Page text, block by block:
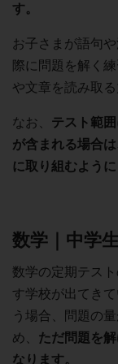
す。
お子さまが語句
際に問題を解く
や文章を読み取
なお、 テスト範
が含まれる場合
に取り組むように
数学｜中学
数学の定期テス
す学校が出てき
う場合、問題の
め、 ただ問題を
なります。